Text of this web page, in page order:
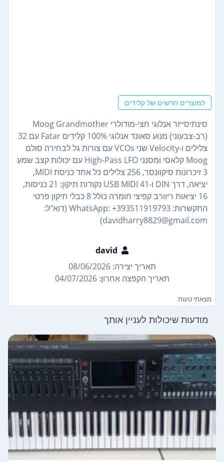
למוצרים חדשים של קלידים
סינתיסייזר אנלוגי חצי-מודולרי Moog Grandmother
(רב-צבעוני) מנוע סאונד אנלוגי 100% קלידים Fatar עם 32
צלילים ו-Velocity שני VCOs עם צורות גל לבחירה סולם
Moog קלאסי ומסנני High-Pass LFO עם יכולות קצב שמע
3 זיכרונות סיקוונסר, 256 צלילים כל אחד כניסת MIDI,
יציאה, דרך DIN ו-USB MIDI 41 נקודות תיקון: 21 כניסות,
16 יציאות ריוורב קפיצי חומרה כולל 8 כבלי תיקון פרטי
התקשרות: WhatsApp: +393511919793 (דוא"ל:
davidharry8829@gmail.com)
david
תאריך יצירה: 08/06/2026
תאריך הקפצה אחרון: 04/07/2026
מצאתי טעות
מודעות שיכולות לעניין אותך